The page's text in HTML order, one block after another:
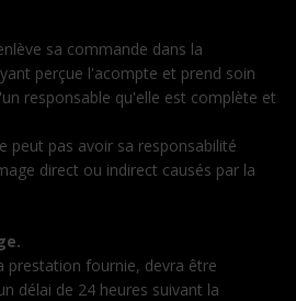
sa commande dans la
perçue l'acompte et prend soin
responsable qu'elle est complète et
peut pas avoir sa responsabilité
direct ou indirect causés par la
prestation fournie, devra être
délai de 24 heures suivant la